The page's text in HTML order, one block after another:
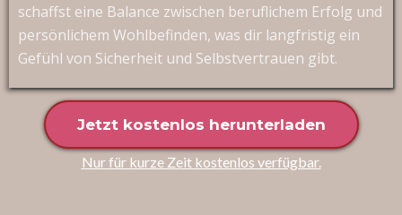
schaffst eine Balance zwischen beruflichem Erfolg und
persönlichem Wohlbefinden, was dir langfristig ein
Gefühl von Sicherheit und Selbstvertrauen gibt.
Jetzt kostenlos herunterladen
Nur für kurze Zeit kostenlos verfügbar.